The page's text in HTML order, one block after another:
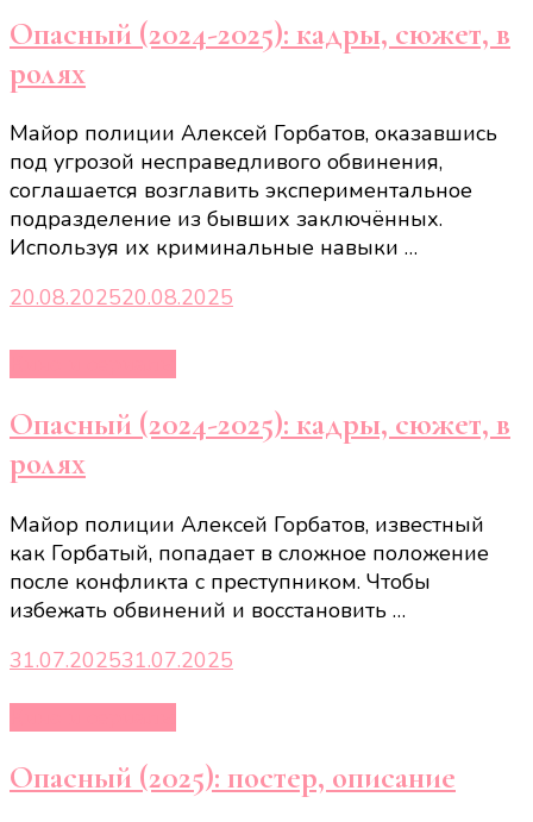
Опасный (2024-2025): кадры, сюжет, в
ролях
Майор полиции Алексей Горбатов, оказавшись
под угрозой несправедливого обвинения,
соглашается возглавить экспериментальное
подразделение из бывших заключённых.
Используя их криминальные навыки …
20.08.202520.08.2025
Опасный (2024-2025): кадры, сюжет, в
ролях
Майор полиции Алексей Горбатов, известный
как Горбатый, попадает в сложное положение
после конфликта с преступником. Чтобы
избежать обвинений и восстановить …
31.07.202531.07.2025
Опасный (2025): постер, описание